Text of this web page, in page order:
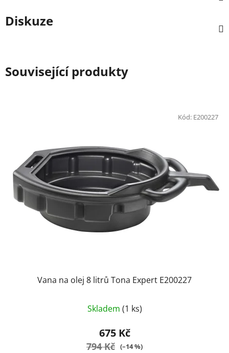
Diskuze
Související produkty
Vana na olej 8 litrů Tona Expert E200227
Skladem (1 ks)
675 Kč
794 Kč (–14 %)
Kód: E200227